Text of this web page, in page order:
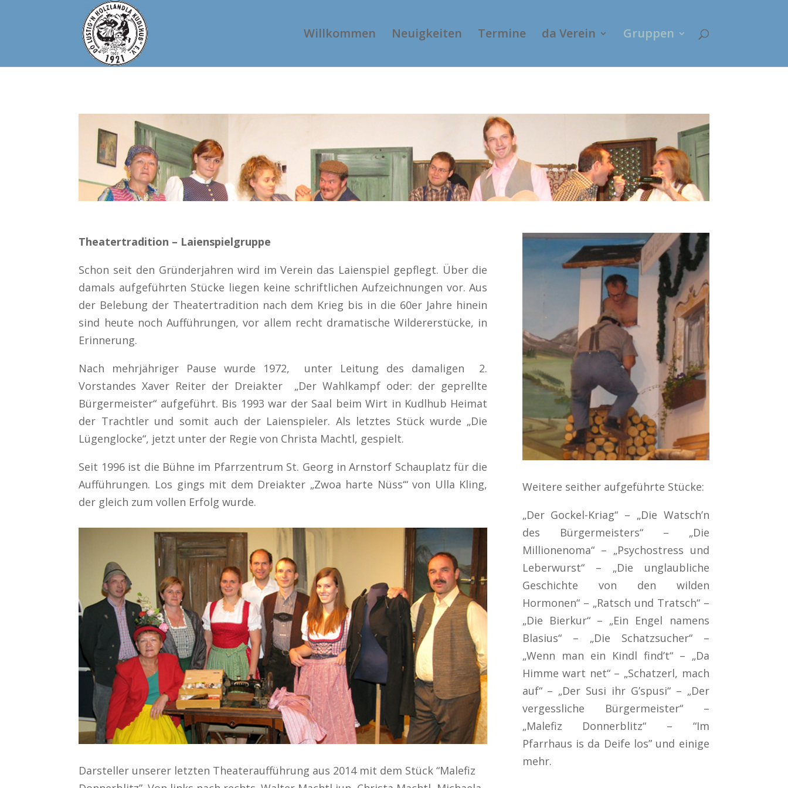
Willkommen Neuigkeiten Termine da Verein Gruppen
Theatertradition – Laienspielgruppe
Schon seit den Gründerjahren wird im Verein das Laienspiel gepflegt. Über die
damals aufgeführten Stücke liegen keine schriftlichen Aufzeichnungen vor. Aus
der Belebung der Theatertradition nach dem Krieg bis in die 60er Jahre hinein
sind heute noch Aufführungen, vor allem recht dramatische Wildererstücke, in
Erinnerung.
Nach mehrjähriger Pause wurde 1972, unter Leitung des damaligen 2.
Vorstandes Xaver Reiter der Dreiakter „Der Wahlkampf oder: der geprellte
Bürgermeister“ aufgeführt. Bis 1993 war der Saal beim Wirt in Kudlhub Heimat
der Trachtler und somit auch der Laienspieler. Als letztes Stück wurde „Die
Lügenglocke“, jetzt unter der Regie von Christa Machtl, gespielt.
Seit 1996 ist die Bühne im Pfarrzentrum St. Georg in Arnstorf Schauplatz für die
Aufführungen. Los gings mit dem Dreiakter „Zwoa harte Nüss‘“ von Ulla Kling,
der gleich zum vollen Erfolg wurde.
Darsteller unserer letzten Theateraufführung aus 2014 mit dem Stück “Malefiz
Weitere seither aufgeführte Stücke:
„Der Gockel-Kriag“ – „Die Watsch’n
des Bürgermeisters“ – „Die
Millionenoma“ – „Psychostress und
Leberwurst“ – „Die unglaubliche
Geschichte von den wilden
Hormonen“ – „Ratsch und Tratsch“ –
„Die Bierkur“ – „Ein Engel namens
Blasius“ – „Die Schatzsucher“ –
„Wenn man ein Kindl find’t“ – „Da
Himme wart net“ – „Schatzerl, mach
auf“ – „Der Susi ihr G’spusi“ – „Der
vergessliche Bürgermeister“ –
„Malefiz Donnerblitz“ – “Im
Pfarrhaus is da Deife los” und einige
mehr.